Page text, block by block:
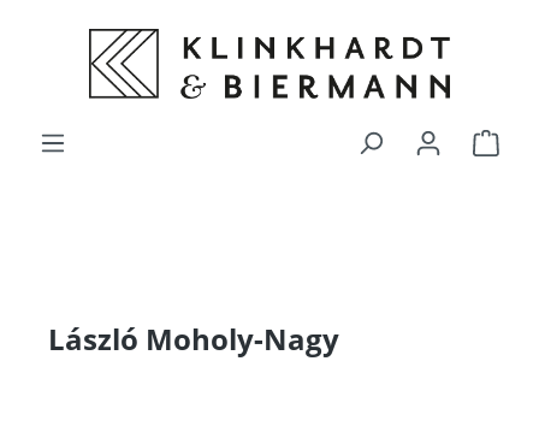
springen
László Moholy-Nagy